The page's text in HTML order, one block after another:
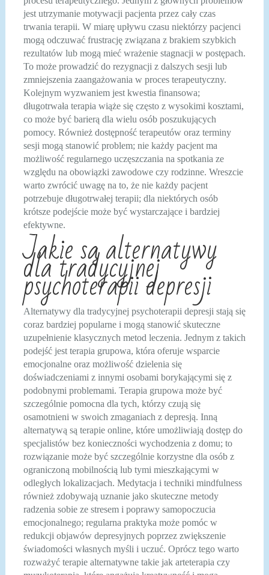
jest utrzymanie motywacji pacjenta przez cały czas
trwania terapii. W miarę upływu czasu niektórzy pacjenci
mogą odczuwać frustrację związana z brakiem szybkich
rezultatów lub mogą mieć wrażenie stagnacji w postępach.
To może prowadzić do rezygnacji z dalszych sesji lub
zmniejszenia zaangażowania w proces terapeutyczny.
Kolejnym wyzwaniem jest kwestia finansowa;
długotrwała terapia wiąże się często z wysokimi kosztami,
co może być barierą dla wielu osób poszukujących
pomocy. Również dostępność terapeutów oraz terminy
sesji mogą stanowić problem; nie każdy pacjent ma
możliwość regularnego uczęszczania na spotkania ze
względu na obowiązki zawodowe czy rodzinne. Wreszcie
warto zwrócić uwagę na to, że nie każdy pacjent
potrzebuje długotrwałej terapii; dla niektórych osób
krótsze podejście może być wystarczające i bardziej
efektywne.
Jakie są alternatywy
dla tradycyjnej
psychoterapii depresji
Alternatywy dla tradycyjnej psychoterapii depresji stają się
coraz bardziej popularne i mogą stanowić skuteczne
uzupełnienie klasycznych metod leczenia. Jednym z takich
podejść jest terapia grupowa, która oferuje wsparcie
emocjonalne oraz możliwość dzielenia się
doświadczeniami z innymi osobami borykającymi się z
podobnymi problemami. Terapia grupowa może być
szczególnie pomocna dla tych, którzy czują się
osamotnieni w swoich zmaganiach z depresją. Inną
alternatywą są terapie online, które umożliwiają dostęp do
specjalistów bez konieczności wychodzenia z domu; to
rozwiązanie może być szczególnie korzystne dla osób z
ograniczoną mobilnością lub tymi mieszkającymi w
odległych lokalizacjach. Medytacja i techniki mindfulness
również zdobywają uznanie jako skuteczne metody
radzenia sobie ze stresem i poprawy samopoczucia
emocjonalnego; regularna praktyka może pomóc w
redukcji objawów depresyjnych poprzez zwiększenie
świadomości własnych myśli i uczuć. Oprócz tego warto
rozważyć terapie alternatywne takie jak arteterapia czy